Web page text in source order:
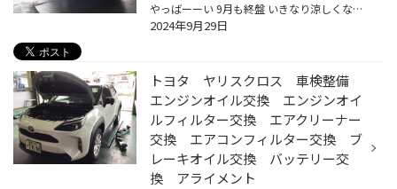
やっばーーい 9月も終盤 いきなり涼しくなってまいりました スタッドレスタイヤの準備はイイですか？？ 多分、涼しいなぁ♡なんて思ってるうちに一気に冷え込んで寒い寒い！！なんて大騒ぎすると思います 毎年言ってる気もしますが、今年こそ来ちゃう気がしてます 雪、降ると思ってます 転ばぬ先のな...
2024年9月29日
トヨタ ヤリスクロス 車検整備
エンジンオイル交換 エンジンオイ
ルフィルター交換 エアクリーナー
交換 エアコンフィルター交換 ブ
レーキオイル交換 バッテリー交
換 アライメント